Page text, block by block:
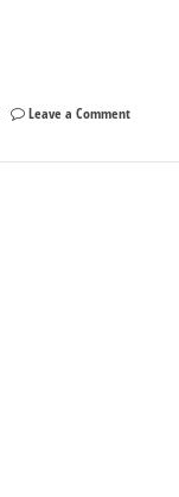
Leave a Commenton
VOZAČKE